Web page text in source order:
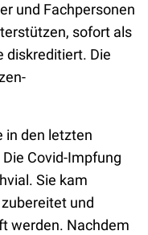
und Fachpersonen
sofort als
diskreditiert. Die
in den letzten
Covid-Impfung
Sie kam
und
werden. Nachdem